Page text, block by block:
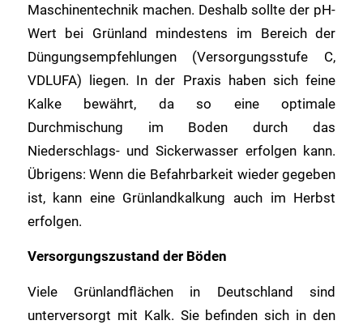
Maschinentechnik machen. Deshalb sollte der pH-
Wert bei Grünland mindestens im Bereich der
Düngungsempfehlungen (Versorgungsstufe C,
VDLUFA) liegen. In der Praxis haben sich feine
Kalke bewährt, da so eine optimale
Durchmischung im Boden durch das
Niederschlags- und Sickerwasser erfolgen kann.
Übrigens: Wenn die Befahrbarkeit wieder gegeben
ist, kann eine Grünlandkalkung auch im Herbst
erfolgen.
Versorgungszustand der Böden
Viele Grünlandflächen in Deutschland sind
unterversorgt mit Kalk. Sie befinden sich in den